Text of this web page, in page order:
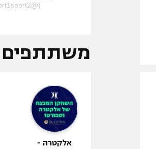
(@sport1sport2)
משתתפים
אלקטרה -